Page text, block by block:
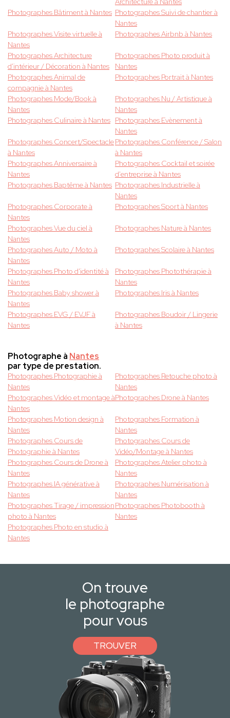
Photographes Bâtiment à Nantes Photographes Suivi de chantier à
Nantes
Photographes Visite virtuelle à
Nantes
Photographes Airbnb à Nantes
Photographes Architecture
d'intérieur / Décoration à Nantes
Photographes Photo produit à
Nantes
Photographes Animal de
compagnie à Nantes
Photographes Portrait à Nantes
Photographes Mode/Book à
Nantes
Photographes Nu / Artistique à
Nantes
Photographes Culinaire à Nantes Photographes Evènement à
Nantes
Photographes Concert/Spectacle
à Nantes
Photographes Conférence / Salon
à Nantes
Photographes Anniversaire à
Nantes
Photographes Cocktail et soirée
d'entreprise à Nantes
Photographes Baptême à Nantes Photographes Industrielle à
Nantes
Photographes Corporate à
Nantes
Photographes Sport à Nantes
Photographes Vue du ciel à
Nantes
Photographes Nature à Nantes
Photographes Auto / Moto à
Nantes
Photographes Scolaire à Nantes
Photographes Photo d'identité à
Nantes
Photographes Photothérapie à
Nantes
Photographes Baby shower à
Nantes
Photographes Iris à Nantes
Photographes EVG / EVJF à
Nantes
Photographes Boudoir / Lingerie
à Nantes
Photographe à Nantes
par type de prestation.
Photographes Photographie à
Nantes
Photographes Retouche photo à
Nantes
Photographes Vidéo et montage à
Nantes
Photographes Drone à Nantes
Photographes Motion design à
Nantes
Photographes Formation à
Nantes
Photographes Cours de
Photographie à Nantes
Photographes Cours de
Vidéo/Montage à Nantes
Photographes Cours de Drone à
Nantes
Photographes Atelier photo à
Nantes
Photographes IA générative à
Nantes
Photographes Numérisation à
Nantes
Photographes Tirage / impression
photo à Nantes
Photographes Photobooth à
Nantes
Photographes Photo en studio à
Nantes
On trouve
le photographe
pour vous
TROUVER